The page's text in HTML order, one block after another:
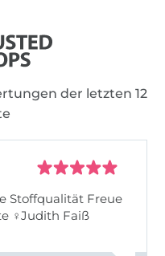
der letzten 12
Freue
♀Judith Faiß